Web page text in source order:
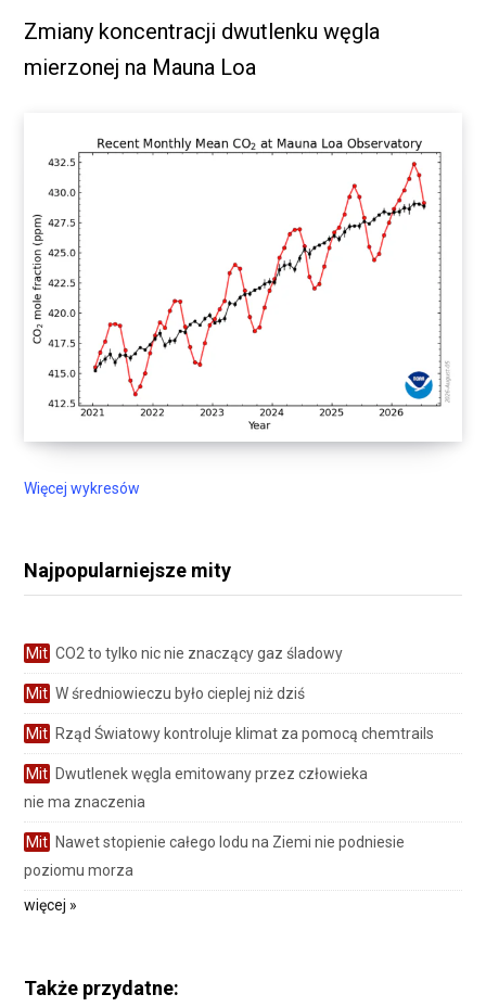
Zmiany koncentracji dwutlenku węgla
mierzonej na Mauna Loa
Więcej wykresów
Najpopularniejsze mity
Mit CO2 to tylko nic nie znaczący gaz śladowy
Mit W średniowieczu było cieplej niż dziś
Mit Rząd Światowy kontroluje klimat za pomocą chemtrails
Mit Dwutlenek węgla emitowany przez człowieka
nie ma znaczenia
Mit Nawet stopienie całego lodu na Ziemi nie podniesie
poziomu morza
więcej »
Także przydatne: